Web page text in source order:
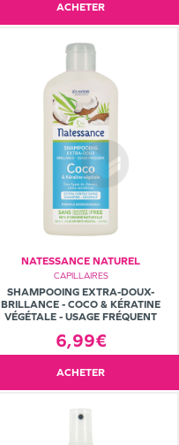
ACHETER
NATESSANCE NATUREL
CAPILLAIRES
SHAMPOOING EXTRA-DOUX-
BRILLANCE - COCO & KÉRATINE
VÉGÉTALE - USAGE FRÉQUENT
6,99€
ACHETER